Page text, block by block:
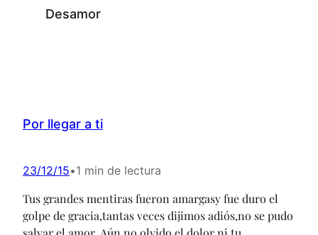
Desamor
Por llegar a ti
23/12/15•1 min de lectura
Tus grandes mentiras fueron amargasy fue duro el
golpe de gracia,tantas veces dijimos adiós,no se pudo